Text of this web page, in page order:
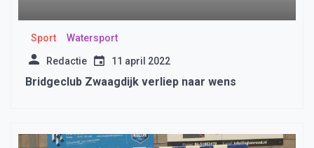
Sport Watersport
Redactie 11 april 2022
Bridgeclub Zwaagdijk verliep naar wens